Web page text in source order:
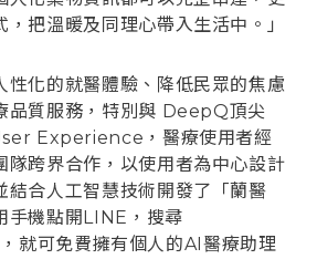
把溫暖及同理心帶入生活中。」
性化的就醫體驗、降低民眾的焦慮
品質服務，特別與 DeepQ頂尖
Experience，醫療使用者經
隊跨界合作，以使用者為中心設計
結合人工智慧技術開發了「蘭醫
手機點開LINE，搜尋
就可免費擁有個人的AI醫療助理